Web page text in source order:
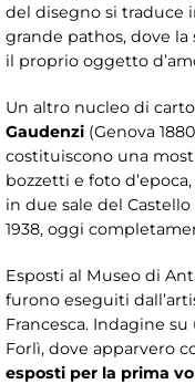
del disegno si traduce
grande pathos, dove
il proprio oggetto
Un altro nucleo di
Gaudenzi (Genova
costituiscono una
bozzetti e foto
in due sale del
1938, oggi
Esposti al Museo di
furono eseguiti
Francesca. Indagine
Forlì, dove apparvero
esposti per la prima